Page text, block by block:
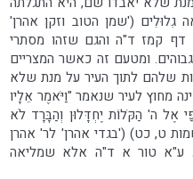
('שמן הטוב וזקן אהרן'
קמז ד"ה והגם שזהו מסתרי
ומטעם זה כאשר המצריים
שלהם לתוך העיר על מנת שלא
מחוץ לעיר שנאמר "וַיֹּאמֶר אֵלָיו
ה' הַקֹּלוֹת יֶחְדָּלוּן וְהַבָּרָד לֹא
ט, כט) ('בגדי אהרן' לר' אהרן
ע"א טור א ד"ה אלא שמליאה